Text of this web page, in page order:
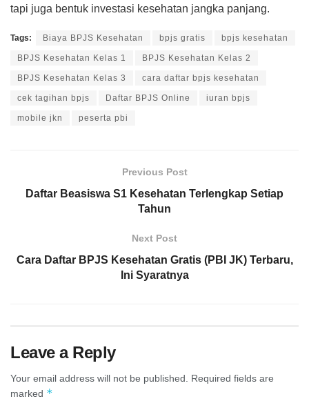
tapi juga bentuk investasi kesehatan jangka panjang.
Tags: Biaya BPJS Kesehatan bpjs gratis bpjs kesehatan
BPJS Kesehatan Kelas 1 BPJS Kesehatan Kelas 2
BPJS Kesehatan Kelas 3 cara daftar bpjs kesehatan
cek tagihan bpjs Daftar BPJS Online iuran bpjs
mobile jkn peserta pbi
Previous Post
Daftar Beasiswa S1 Kesehatan Terlengkap Setiap
Tahun
Next Post
Cara Daftar BPJS Kesehatan Gratis (PBI JK) Terbaru,
Ini Syaratnya
Leave a Reply
Your email address will not be published. Required fields are
marked *